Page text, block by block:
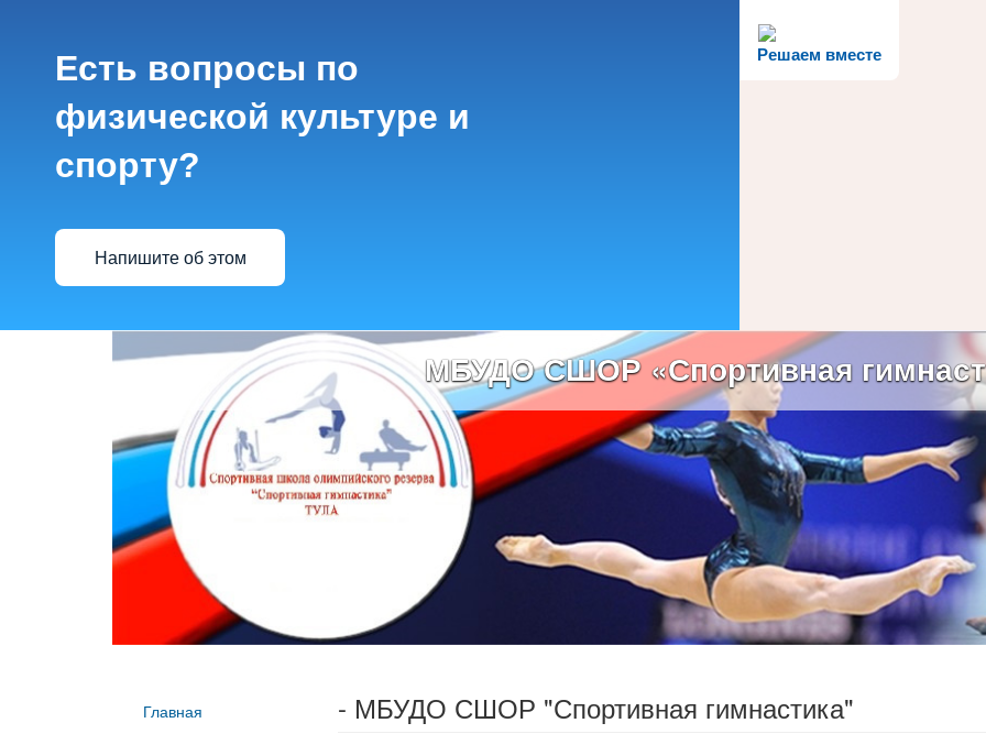
Решаем вместе
Есть вопросы по
физической культуре и
спорту?
Напишите об этом
МБУДО СШОР «Спортивная
Главная
- МБУДО СШОР "Спортивная гимнастика"